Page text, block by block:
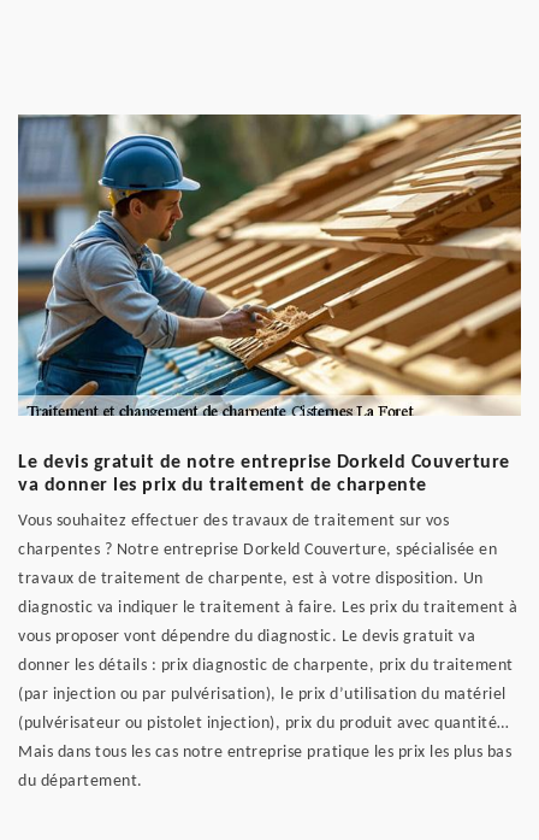
Le devis gratuit de notre entreprise Dorkeld Couverture
va donner les prix du traitement de charpente
Vous souhaitez effectuer des travaux de traitement sur vos
charpentes ? Notre entreprise Dorkeld Couverture, spécialisée en
travaux de traitement de charpente, est à votre disposition. Un
diagnostic va indiquer le traitement à faire. Les prix du traitement à
vous proposer vont dépendre du diagnostic. Le devis gratuit va
donner les détails : prix diagnostic de charpente, prix du traitement
(par injection ou par pulvérisation), le prix d’utilisation du matériel
(pulvérisateur ou pistolet injection), prix du produit avec quantité…
Mais dans tous les cas notre entreprise pratique les prix les plus bas
du département.